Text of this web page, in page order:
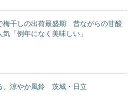
梅干しの出荷最盛期 昔ながらの甘酸
気「例年になく美味しい」
、涼やか風鈴 茨城・日立